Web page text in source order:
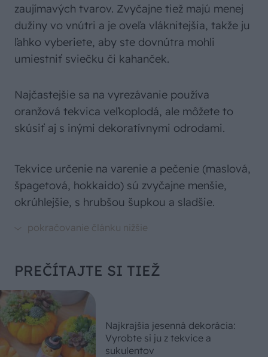
zaujímavých tvarov. Zvyčajne tiež majú menej
dužiny vo vnútri a je oveľa vláknitejšia, takže ju
ľahko vyberiete, aby ste dovnútra mohli
umiestniť sviečku či kahanček.
Najčastejšie sa na vyrezávanie používa
oranžová tekvica veľkoplodá, ale môžete to
skúsiť aj s inými dekoratívnymi odrodami.
Tekvice určenie na varenie a pečenie (maslová,
špagetová, hokkaido) sú zvyčajne menšie,
okrúhlejšie, s hrubšou šupkou a sladšie.
PREČÍTAJTE SI TIEŽ
Najkrajšia jesenná dekorácia:
Vyrobte si ju z tekvice a
sukulentov